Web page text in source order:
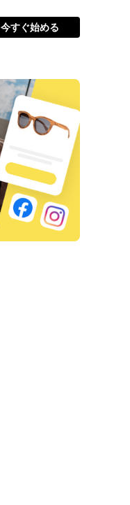
今すぐ始める